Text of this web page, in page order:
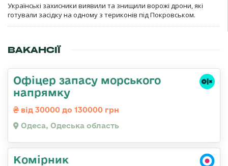
Українські захисники виявили та знищили ворожі дрони, які
готували засідку на одному з териконів під Покровськом.
ВАКАНСІЇ
Офіцер запасу морського
напрямку
від 30000 до 130000 грн
Одеса, Одеська область
Комірник